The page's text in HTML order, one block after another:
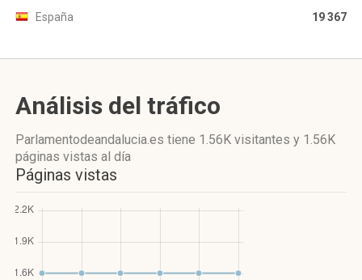
España 19 367
Análisis del tráfico
Parlamentodeandalucia.es tiene 1.56K visitantes y 1.56K
páginas vistas al día
Páginas vistas